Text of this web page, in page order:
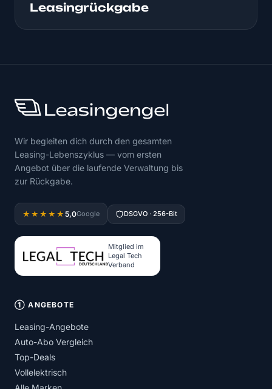
Leasingrückgabe
Wir begleiten dich durch den gesamten
Leasing-Lebenszyklus — vom ersten
Angebot über die laufende Verwaltung bis
zur Rückgabe.
★★★★★ 5,0Google DSGVO · 256-Bit
Mitglied im
Legal Tech
Verband
① ANGEBOTE
Leasing-Angebote
Auto-Abo Vergleich
Top-Deals
Vollelektrisch